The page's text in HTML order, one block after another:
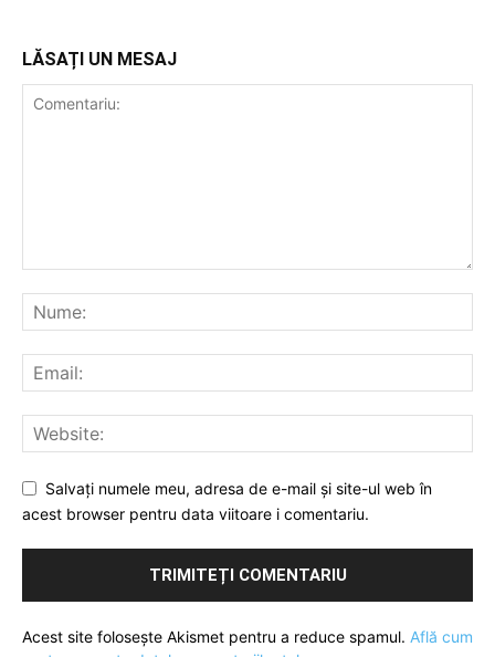
LĂSAȚI UN MESAJ
Salvați numele meu, adresa de e-mail și site-ul web în
acest browser pentru data viitoare i comentariu.
Acest site folosește Akismet pentru a reduce spamul. Află cum